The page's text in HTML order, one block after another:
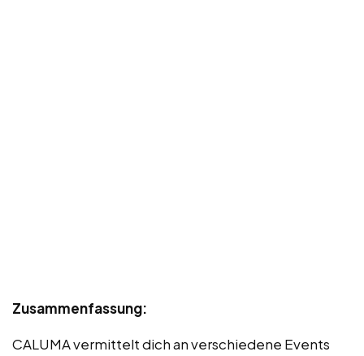
Zusammenfassung:
CALUMA vermittelt dich an verschiedene Events